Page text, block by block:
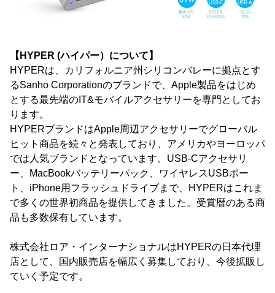
【HYPER (ハイパー）について】
HYPERは、カリフォルニア州シリコンバレーに拠点とす
るSanho Corporationのブランドで、Apple製品をはじめ
とする最先端のIT&モバイルアクセサリーを専門としてお
ります。
HYPERブランドはApple周辺アクセサリーでグローバル
ヒット商品を続々と発表しており、アメリカやヨーロッパ
では人気ブランドとなっています。USB-Cアクセサリ
ー、MacBookバッテリーパック、ワイヤレスUSBポー
ト、iPhone用フラッシュドライブまで、HYPERはこれま
で多くの世界初商品を提供してきました。受賞暦のある商
品も多数保有しています。
株式会社ロア・インターナショナルはHYPERの日本代理
店として、国内販売店を幅広く募集しており、今後拡販し
ていく予定です。